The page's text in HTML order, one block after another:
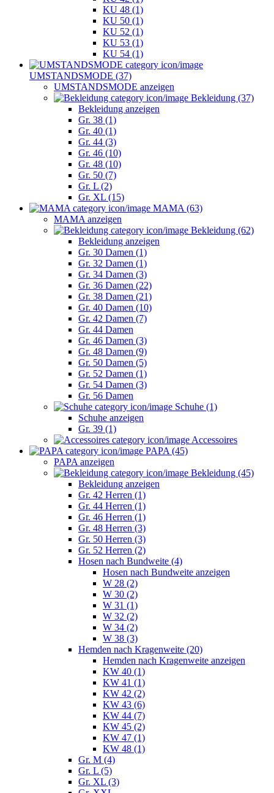
KU 48 (1)
KU 50 (1)
KU 52 (1)
KU 53 (1)
KU 54 (1)
UMSTANDSMODE (37)
UMSTANDSMODE anzeigen
Bekleidung (37)
Bekleidung anzeigen
Gr. 38 (1)
Gr. 40 (1)
Gr. 44 (3)
Gr. 46 (10)
Gr. 48 (10)
Gr. 50 (7)
Gr. L (2)
Gr. XL (15)
MAMA (63)
MAMA anzeigen
Bekleidung (62)
Bekleidung anzeigen
Gr. 30 Damen (1)
Gr. 32 Damen (1)
Gr. 34 Damen (3)
Gr. 36 Damen (22)
Gr. 38 Damen (21)
Gr. 40 Damen (10)
Gr. 42 Damen (7)
Gr. 44 Damen
Gr. 46 Damen (3)
Gr. 48 Damen (9)
Gr. 50 Damen (5)
Gr. 52 Damen (1)
Gr. 54 Damen (3)
Gr. 56 Damen
Schuhe (1)
Schuhe anzeigen
Gr. 39 (1)
Accessoires
PAPA (45)
PAPA anzeigen
Bekleidung (45)
Bekleidung anzeigen
Gr. 42 Herren (1)
Gr. 44 Herren (1)
Gr. 46 Herren (1)
Gr. 48 Herren (3)
Gr. 50 Herren (3)
Gr. 52 Herren (2)
Hosen nach Bundweite (4)
Hosen nach Bundweite anzeigen
W 28 (2)
W 30 (2)
W 31 (1)
W 32 (2)
W 34 (2)
W 38 (3)
Hemden nach Kragenweite (20)
Hemden nach Kragenweite anzeigen
KW 40 (1)
KW 41 (1)
KW 42 (2)
KW 43 (6)
KW 44 (7)
KW 45 (2)
KW 47 (1)
KW 48 (1)
Gr. M (4)
Gr. L (5)
Gr. XL (3)